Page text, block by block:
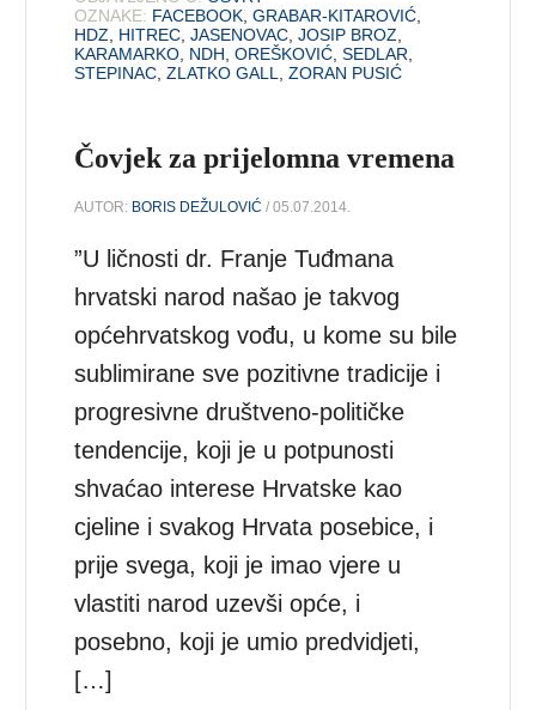
OZNAKE: FACEBOOK,GRABAR-KITAROVIĆ,
HDZ, HITREC,JASENOVAC,JOSIP BROZ,
KARAMARKO, NDH,OREŠKOVIĆ,SEDLAR,
STEPINAC,ZLATKO GALL,ZORAN PUSIĆ
Čovjek za prijelomna vremena
AUTOR: BORIS DEŽULOVIĆ / 05.07.2014.
”U ličnosti dr. Franje Tuđmana
hrvatski narod našao je takvog
općehrvatskog vođu, u kome su bile
sublimirane sve pozitivne tradicije i
progresivne društveno-političke
tendencije, koji je u potpunosti
shvaćao interese Hrvatske kao
cjeline i svakog Hrvata posebice, i
prije svega, koji je imao vjere u
vlastiti narod uzevši opće, i
posebno, koji je umio predvidjeti,
[…]